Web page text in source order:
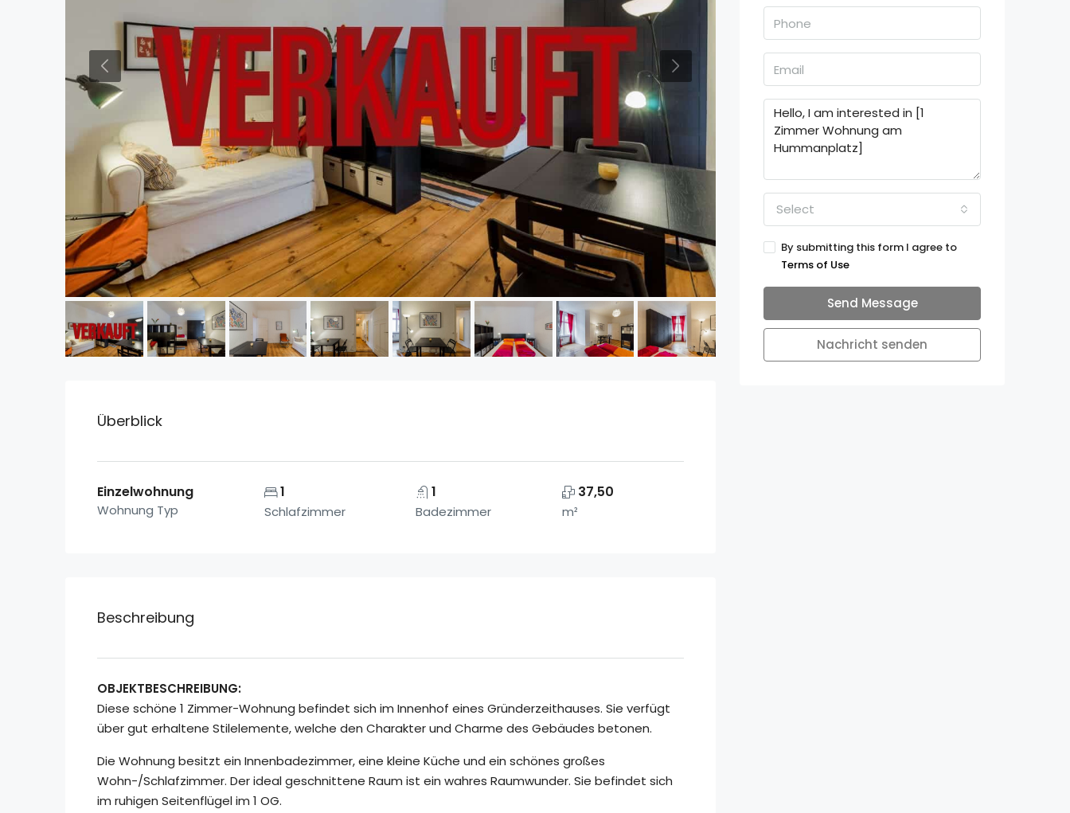
Überblick
Einzelwohnung
Wohnung Typ
1
Schlafzimmer
1
Badezimmer
37,50
m²
Beschreibung
OBJEKTBESCHREIBUNG:
Diese schöne 1 Zimmer-Wohnung befindet sich im Innenhof eines Gründerzeithauses. Sie verfügt
über gut erhaltene Stilelemente, welche den Charakter und Charme des Gebäudes betonen.
Die Wohnung besitzt ein Innenbadezimmer, eine kleine Küche und ein schönes großes
Wohn-/Schlafzimmer. Der ideal geschnittene Raum ist ein wahres Raumwunder. Sie befindet sich
im ruhigen Seitenflügel im 1 OG.
Select
By submitting this form I agree to
Terms of Use
Send Message
Nachricht senden